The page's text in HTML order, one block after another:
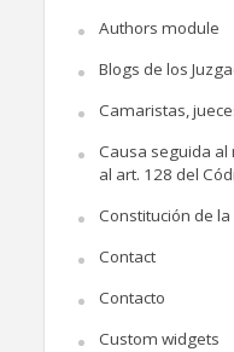
Authors module
Blogs de los
Camaristas,
Causa seguida
al art. 128 del
Constitución de
Contact
Contacto
Custom widgets